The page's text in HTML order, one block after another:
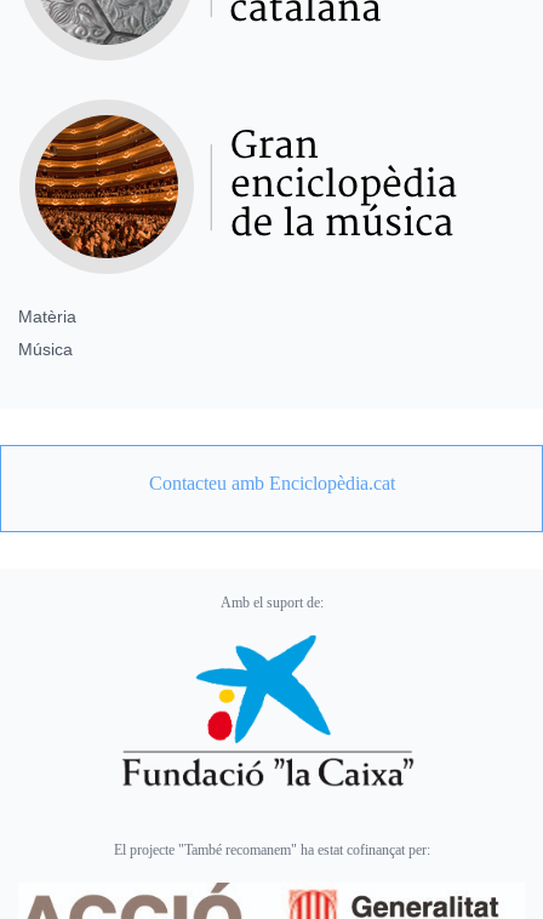
Matèria
Música
Contacteu amb Enciclopèdia.cat
Amb el suport de:
El projecte "També recomanem" ha estat cofinançat per: